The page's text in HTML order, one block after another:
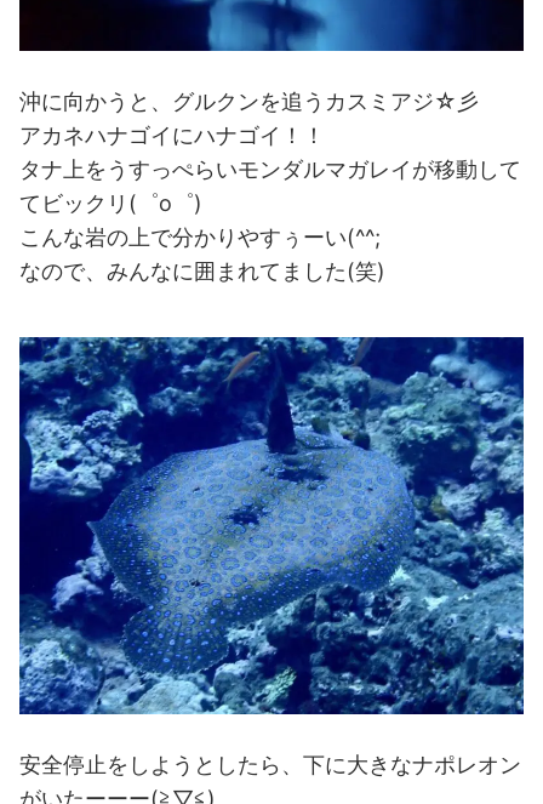
沖に向かうと、グルクンを追うカスミアジ☆彡
アカネハナゴイにハナゴイ！！
タナ上をうすっぺらいモンダルマガレイが移動して
てビックリ(゜o゜)
こんな岩の上で分かりやすぅーい(^^;
なので、みんなに囲まれてました(笑)
安全停止をしようとしたら、下に大きなナポレオン
がいたーーー(≧▽≦)